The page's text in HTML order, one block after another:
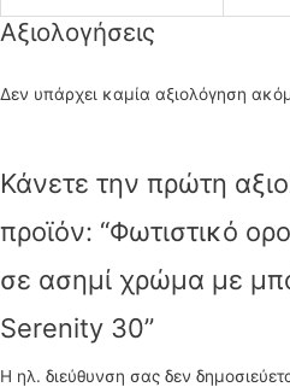
Αξιολογήσεις
Δεν υπάρχει καμία αξιολόγηση
Κάνετε την πρώτη
προϊόν: “Φωτιστικό
σε ασημί χρώμα με
Serenity 30”
Η ηλ. διεύθυνση σας δεν